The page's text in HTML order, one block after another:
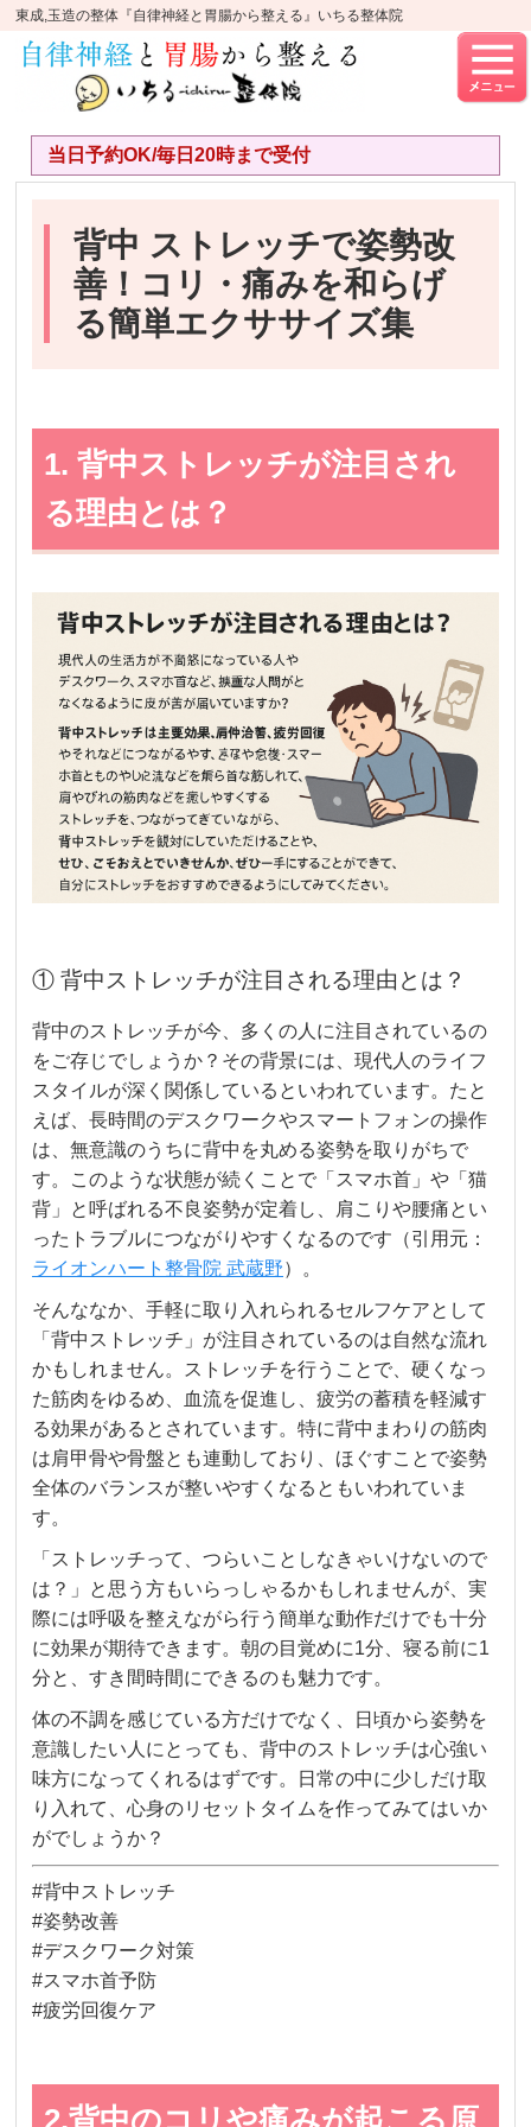
東成,玉造の整体『自律神経と胃腸から整える』いちる整体院
当日予約OK/毎日20時まで受付
背中 ストレッチで姿勢改
善！コリ・痛みを和らげ
る簡単エクササイズ集
1. 背中ストレッチが注目され
る理由とは？
① 背中ストレッチが注目される理由とは？
背中のストレッチが今、多くの人に注目されているの
をご存じでしょうか？その背景には、現代人のライフ
スタイルが深く関係しているといわれています。たと
えば、長時間のデスクワークやスマートフォンの操作
は、無意識のうちに背中を丸める姿勢を取りがちで
す。このような状態が続くことで「スマホ首」や「猫
背」と呼ばれる不良姿勢が定着し、肩こりや腰痛とい
ったトラブルにつながりやすくなるのです（引用元：
ライオンハート整骨院 武蔵野）。
そんななか、手軽に取り入れられるセルフケアとして
「背中ストレッチ」が注目されているのは自然な流れ
かもしれません。ストレッチを行うことで、硬くなっ
た筋肉をゆるめ、血流を促進し、疲労の蓄積を軽減す
る効果があるとされています。特に背中まわりの筋肉
は肩甲骨や骨盤とも連動しており、ほぐすことで姿勢
全体のバランスが整いやすくなるともいわれていま
す。
「ストレッチって、つらいことしなきゃいけないので
は？」と思う方もいらっしゃるかもしれませんが、実
際には呼吸を整えながら行う簡単な動作だけでも十分
に効果が期待できます。朝の目覚めに1分、寝る前に1
分と、すき間時間にできるのも魅力です。
体の不調を感じている方だけでなく、日頃から姿勢を
意識したい人にとっても、背中のストレッチは心強い
味方になってくれるはずです。日常の中に少しだけ取
り入れて、心身のリセットタイムを作ってみてはいか
がでしょうか？
#背中ストレッチ
#姿勢改善
#デスクワーク対策
#スマホ首予防
#疲労回復ケア